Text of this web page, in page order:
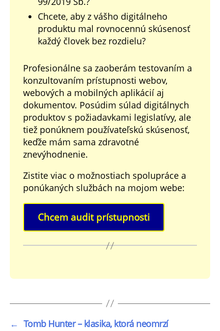
Chcete, aby z vášho digitálneho
produktu mal rovnocennú skúsenosť
každý človek bez rozdielu?
Profesionálne sa zaoberám testovaním a
konzultovaním prístupnosti webov,
webových a mobilných aplikácií aj
dokumentov. Posúdim súlad digitálnych
produktov s požiadavkami legislatívy, ale
tiež ponúknem používateľskú skúsenosť,
keďže mám sama zdravotné
znevýhodnenie.
Zistite viac o možnostiach spolupráce a
ponúkaných službách na mojom webe:
Chcem audit prístupnosti
← Tomb Hunter – klasika, ktorá neomrzí